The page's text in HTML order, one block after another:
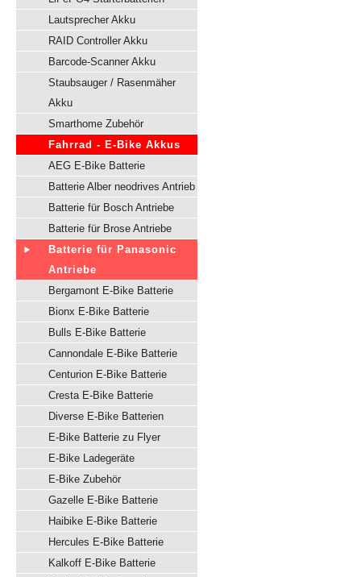
Lautsprecher Akku
RAID Controller Akku
Barcode-Scanner Akku
Staubsauger / Rasenmäher
Akku
Smarthome Zubehör
Fahrrad - E-Bike Akkus
AEG E-Bike Batterie
Batterie Alber neodrives Antrieb
Batterie für Bosch Antriebe
Batterie für Brose Antriebe
Batterie für Panasonic
Antriebe
Bergamont E-Bike Batterie
Bionx E-Bike Batterie
Bulls E-Bike Batterie
Cannondale E-Bike Batterie
Centurion E-Bike Batterie
Cresta E-Bike Batterie
Diverse E-Bike Batterien
E-Bike Batterie zu Flyer
E-Bike Ladegeräte
E-Bike Zubehör
Gazelle E-Bike Batterie
Haibike E-Bike Batterie
Hercules E-Bike Batterie
Kalkoff E-Bike Batterie